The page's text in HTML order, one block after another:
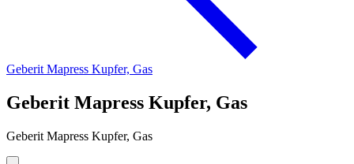
Geberit Mapress Kupfer, Gas
Geberit Mapress Kupfer, Gas
Geberit Mapress Kupfer, Gas